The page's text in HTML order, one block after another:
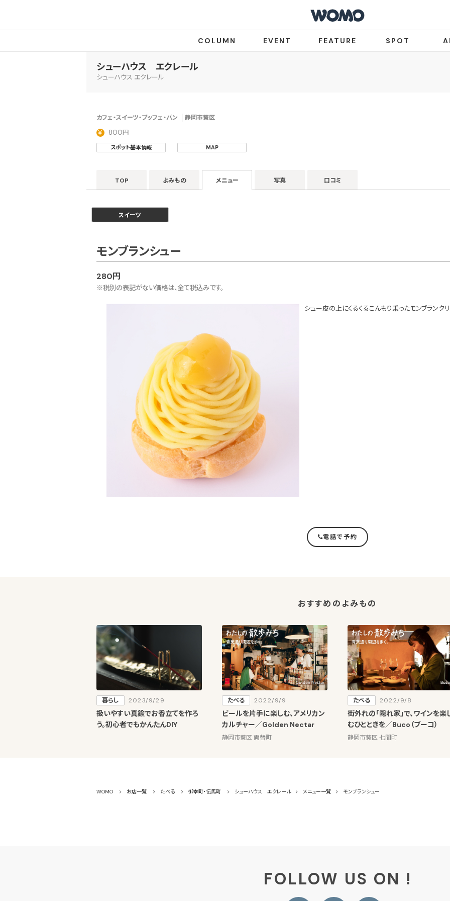
COLUMN EVENT FEATURE SPOT
シューハウス エクレール
シューハウス エクレール
カフェ・スイーツ・ブッフェ・パン 静岡市葵区
800円
スポット基本情報 MAP
TOP よみもの メニュー 写真 口コミ
スイーツ
モンブランシュー
280円
※税別の表記がない価格は、全て税込みです。
シュー皮の上にくるくるこんもり乗ったモンブランク
電話で予約
おすすめのよみもの
暮らし 2023/9/29
扱いやすい真鍮でお香立てを作ろ
う。初心者でもかんたんDIY
たべる 2022/9/9
ビールを片手に楽しむ、アメリカン
カルチャー／Golden Nectar
静岡市葵区 両替町
たべる 2022/9/8
街外れの「隠れ家」で、ワインを楽
むひとときを／Buco（ブーコ）
静岡市葵区 七間町
WOMO お店一覧 たべる 御幸町・伝馬町 シューハウス エクレール メニュー一覧 モンブランシュー
FOLLOW US ON !